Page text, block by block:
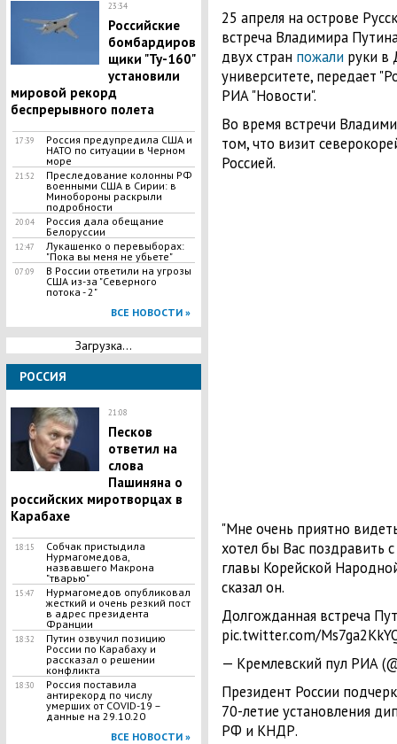
23:34
Российские
бомбардиров
щики "Ту-160"
установили
мировой рекорд
беспрерывного полета
17:39
Россия предупредила США и
НАТО по ситуации в Черном
море
21:52
Преследование колонны РФ
военными США в Сирии: в
Минобороны раскрыли
подробности
20:04
Россия дала обещание
Белоруссии
12:47
​Лукашенко о перевыборах:
"Пока вы меня не убьете"
07:09
В России ответили на угрозы
США из-за "Северного
потока - 2"
ВСЕ НОВОСТИ »
Загрузка...
РОССИЯ
21:08
Песков
ответил на
слова
Пашиняна о
российских миротворцах в
Карабахе
18:15
Собчак пристыдила
Нурмагомедова,
назвавшего Макрона
"тварью"
15:47
​Нурмагомедов опубликовал
жесткий и очень резкий пост
в адрес президента
Франции
18:32
Путин озвучил позицию
России по Карабаху и
рассказал о решении
конфликта
18:30
​Россия поставила
антирекорд по числу
умерших от COVID-19 –
данные на 29.10.20
ВСЕ НОВОСТИ »
25 апреля на острове
встреча Владимира
двух стран пожали руки в
университете, передает
РИА "Новости".
Во время встречи
том, что визит
Россией.
"Мне очень приятно
хотел бы Вас поздравить
главы Корейской
сказал он.
Долгожданная встреча
pic.twitter.com/
— Кремлевский пул РИА
Президент России
70-летие установления
РФ и КНДР.